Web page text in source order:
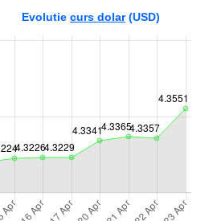
Evolutie curs dolar(USD)